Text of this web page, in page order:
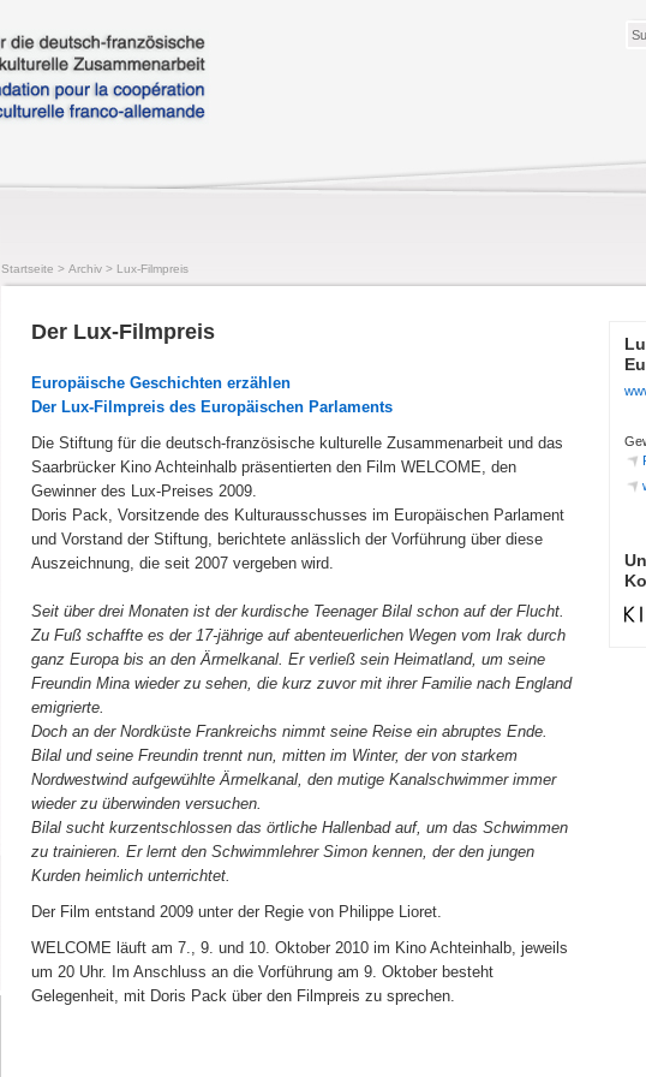
Startseite > Archiv > Lux-Filmpreis
Der Lux-Filmpreis
Europäische Geschichten erzählen
Der Lux-Filmpreis des Europäischen Parlaments
Die Stiftung für die deutsch-französische kulturelle Zusammenarbeit und das
Saarbrücker Kino Achteinhalb präsentierten den Film WELCOME, den
Gewinner des Lux-Preises 2009.
Doris Pack, Vorsitzende des Kulturausschusses im Europäischen Parlament
und Vorstand der Stiftung, berichtete anlässlich der Vorführung über diese
Auszeichnung, die seit 2007 vergeben wird.
Seit über drei Monaten ist der kurdische Teenager Bilal schon auf der Flucht.
Zu Fuß schaffte es der 17-jährige auf abenteuerlichen Wegen vom Irak durch
ganz Europa bis an den Ärmelkanal. Er verließ sein Heimatland, um seine
Freundin Mina wieder zu sehen, die kurz zuvor mit ihrer Familie nach England
emigrierte.
Doch an der Nordküste Frankreichs nimmt seine Reise ein abruptes Ende.
Bilal und seine Freundin trennt nun, mitten im Winter, der von starkem
Nordwestwind aufgewühlte Ärmelkanal, den mutige Kanalschwimmer immer
wieder zu überwinden versuchen.
Bilal sucht kurzentschlossen das örtliche Hallenbad auf, um das Schwimmen
zu trainieren. Er lernt den Schwimmlehrer Simon kennen, der den jungen
Kurden heimlich unterrichtet.
Der Film entstand 2009 unter der Regie von Philippe Lioret.
WELCOME läuft am 7., 9. und 10. Oktober 2010 im Kino Achteinhalb, jeweils
um 20 Uhr. Im Anschluss an die Vorführung am 9. Oktober besteht
Gelegenheit, mit Doris Pack über den Filmpreis zu sprechen.